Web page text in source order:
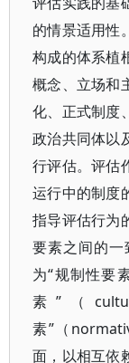
的情景适用性
构成的体系植
概念、立场和
化、正式制度
政治共同体以
行评估。评估
运行中的制度
指导评估行为
要素之间的
为“规制性要
素”（
素”（
面，以相互依